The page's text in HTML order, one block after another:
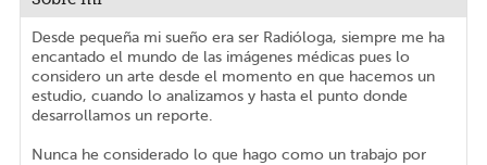
Desde pequeña mi sueño era ser Radióloga, siempre me ha
encantado el mundo de las imágenes médicas pues lo
considero un arte desde el momento en que hacemos un
estudio, cuando lo analizamos y hasta el punto donde
desarrollamos un reporte.
Nunca he considerado lo que hago como un trabajo por